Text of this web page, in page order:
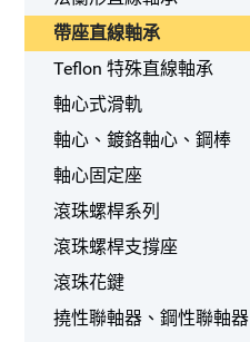
帶座直線軸承
Teflon 特殊直線軸承
軸心式滑軌
軸心、鍍鉻軸心、鋼棒
軸心固定座
滾珠螺桿系列
滾珠螺桿支撐座
滾珠花鍵
撓性聯軸器、鋼性聯軸器